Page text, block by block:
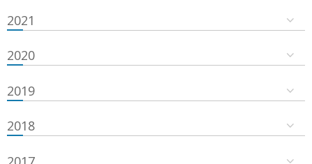
2021
2020
2019
2018